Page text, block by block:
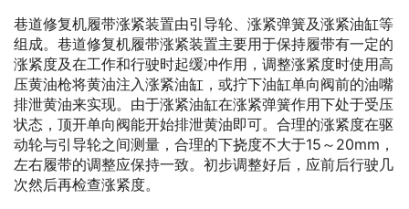
巷道修复机履带涨紧装置由引导轮、涨紧弹簧及涨紧油缸等
组成。巷道修复机履带涨紧装置主要用于保持履带有一定的
涨紧度及在工作和行驶时起缓冲作用，调整涨紧度时使用高
压黄油枪将黄油注入涨紧油缸，或拧下油缸单向阀前的油嘴
排泄黄油来实现。由于涨紧油缸在涨紧弹簧作用下处于受压
状态，顶开单向阀能开始排泄黄油即可。合理的涨紧度在驱
动轮与引导轮之间测量，合理的下挠度不大于15～20mm，
左右履带的调整应保持一致。初步调整好后，应前后行驶几
次然后再检查涨紧度。